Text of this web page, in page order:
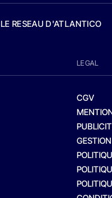
LE RESEAU D'ATLANTICO
LEGAL
CGV